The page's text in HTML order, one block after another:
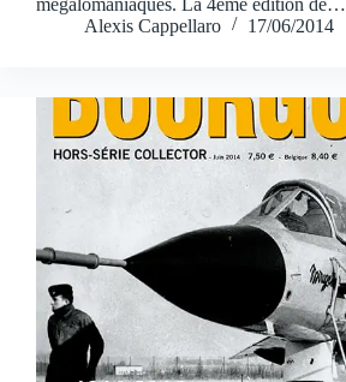
mégalomaniaques. La 4ème édition de…
Alexis Cappellaro
17/06/2014